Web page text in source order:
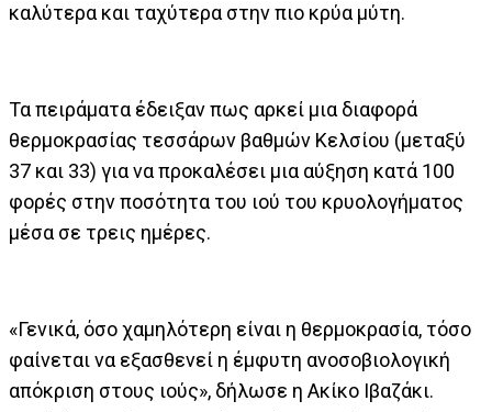
καλύτερα και ταχύτερα στην πιο κρύα μύτη.
Τα πειράματα έδειξαν πως αρκεί μια διαφορά
θερμοκρασίας τεσσάρων βαθμών Κελσίου (μεταξύ
37 και 33) για να προκαλέσει μια αύξηση κατά 100
φορές στην ποσότητα του ιού του κρυολογήματος
μέσα σε τρεις ημέρες.
«Γενικά, όσο χαμηλότερη είναι η θερμοκρασία, τόσο
φαίνεται να εξασθενεί η έμφυτη ανοσοβιολογική
απόκριση στους ιούς», δήλωσε η Ακίκο Ιβαζάκι.